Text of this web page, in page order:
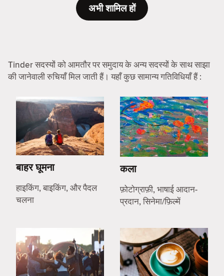
अभी शामिल हों
Tinder सदस्यों को आमतौर पर समुदाय के अन्य सदस्यों के साथ साझा
की जानेवाली रुचियाँ मिल जाती हैं। यहाँ कुछ सामान्य गतिविधियाँ हैं :
बाहर घूमना
हाइकिंग, बाइकिंग, और पैदल
चलना
कला
फ़ोटोग्राफ़ी, भाषाई आदान-
प्रदान, सिनेमा/फ़िल्में